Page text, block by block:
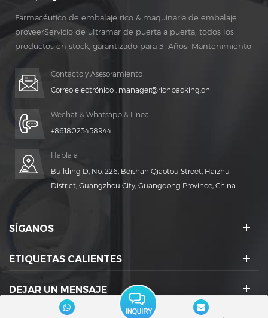
Farmacéutico de embalaje rico & maquinaria de embalaje
proveerServicio de ultramar de puerta a puerta, todos los
productos en stock, garantizado para 3 ¡Años! Mantenimiento
Contacto y Asesoramiento
Correo electrónico : manager@richpacking.cn
Wechat & Whatsapp & Línea
+8618023458944
Habla a
Building D, No. 226, Beishan Qiaotou Street, Haizhu
District, Guangzhou City, Guangdong Province, China
SÍGANOS
ETIQUETAS CALIENTES
DEJAR UN MENSAJE